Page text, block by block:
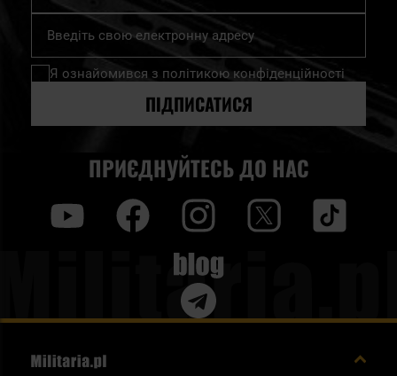
Підпишіться
нашу
розсилку
Я ознайомився з політикою конфіденційності
ПІДПИСАТИСЯ
ПРИЄДНУЙТЕСЬ ДО НАС
Blog